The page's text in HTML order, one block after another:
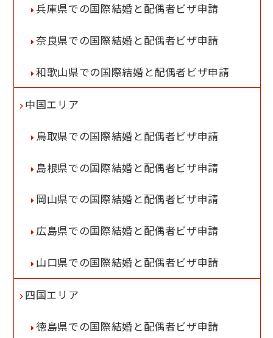
兵庫県での国際結婚と配偶者ビザ申請
奈良県での国際結婚と配偶者ビザ申請
和歌山県での国際結婚と配偶者ビザ申請
中国エリア
鳥取県での国際結婚と配偶者ビザ申請
島根県での国際結婚と配偶者ビザ申請
岡山県での国際結婚と配偶者ビザ申請
広島県での国際結婚と配偶者ビザ申請
山口県での国際結婚と配偶者ビザ申請
四国エリア
徳島県での国際結婚と配偶者ビザ申請